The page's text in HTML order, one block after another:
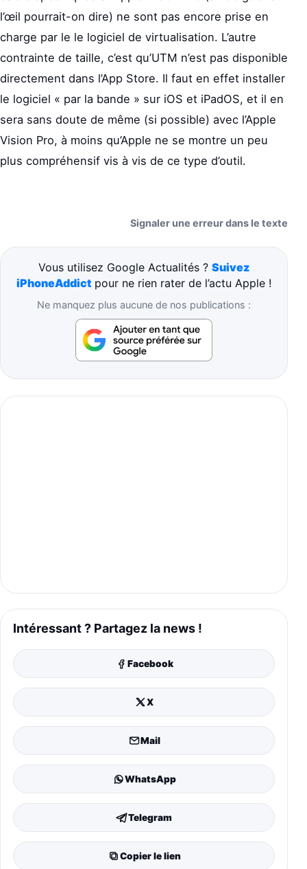
l’œil pourrait-on dire) ne sont pas encore prise en
charge par le le logiciel de virtualisation. L’autre
contrainte de taille, c’est qu’UTM n’est pas disponible
directement dans l’App Store. Il faut en effet installer
le logiciel « par la bande » sur iOS et iPadOS, et il en
sera sans doute de même (si possible) avec l’Apple
Vision Pro, à moins qu’Apple ne se montre un peu
plus compréhensif vis à vis de ce type d’outil.
Signaler une erreur dans le texte
Vous utilisez Google Actualités ? Suivez
iPhoneAddict pour ne rien rater de l’actu Apple !
Ne manquez plus aucune de nos publications :
Intéressant ? Partagez la news !
Facebook
X
Mail
WhatsApp
Telegram
Copier le lien